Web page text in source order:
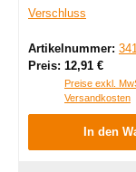
Verschluss
Artikelnummer:
Preis: Regulärer
12,91 €
Preise exkl.
Versandkosten
In den